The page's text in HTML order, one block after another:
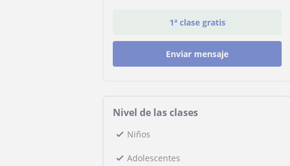
1ª clase gratis
Enviar mensaje
Nivel de las clases
Niños
Adolescentes